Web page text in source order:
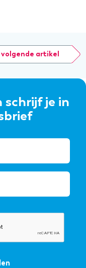
volgende artikel
schrijf je in